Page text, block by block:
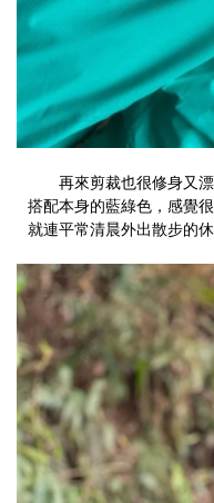
再來剪裁也很修身又漂
搭配本身的藍綠色，感覺
就連平常清晨外出散步的